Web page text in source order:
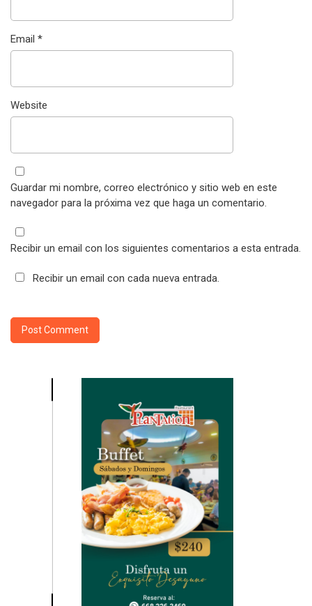
Email *
Website
Guardar mi nombre, correo electrónico y sitio web en este
navegador para la próxima vez que haga un comentario.
Recibir un email con los siguientes comentarios a esta entrada.
Recibir un email con cada nueva entrada.